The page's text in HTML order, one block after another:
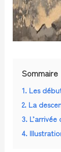
Sommaire
1. Les
2. La
3.
4.